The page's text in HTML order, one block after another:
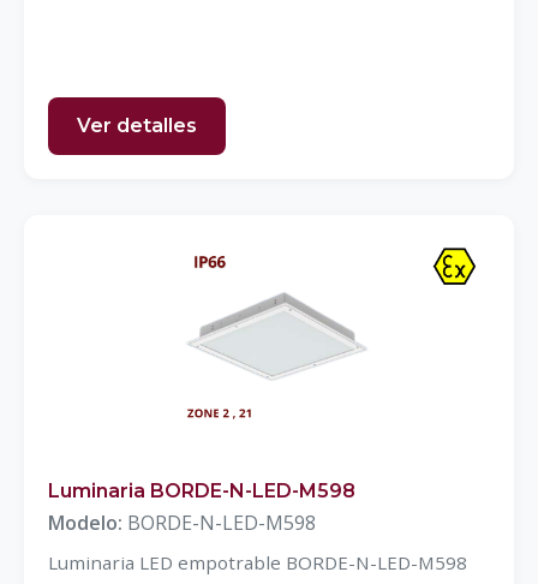
Ver detalles
Luminaria BORDE-N-LED-M598
Modelo: BORDE-N-LED-M598
Luminaria LED empotrable BORDE-N-LED-M598